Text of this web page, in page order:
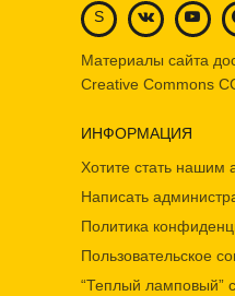
S
Материалы сайта
Creative Commons
ИНФОРМАЦИЯ
Хотите стать нашим
Написать
Политика
Пользовательское
“Теплый ламповый”